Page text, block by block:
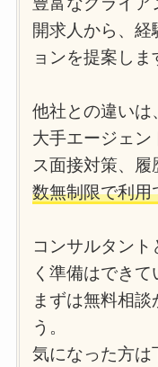
開求人から、経
ョンを提案しま
他社との違いは
大手エージェン
ス面接対策、履
数無制限で利用
コンサルタン
く準備はできて
まずは無料相
う。
気になった方は